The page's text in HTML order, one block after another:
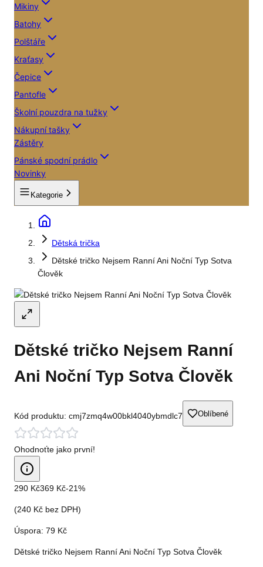
Mikiny
Batohy
Polštáře
Kraťasy
Čepice
Pantofle
Školní pouzdra na tužky
Nákupní tašky
Zástěry
Pánské spodní prádlo
Novinky
Kategorie
Dětská trička
Dětské tričko Nejsem Ranní Ani Noční Typ Sotva
Člověk
Dětské tričko Nejsem Ranní
Ani Noční Typ Sotva Člověk
Kód produktu: cmj7zmq4w00bkl4040ybmdlc7 Oblíbené
Ohodnoťte jako první!
290 Kč369 Kč-21%
(240 Kč bez DPH)
Úspora: 79 Kč
Dětské tričko Nejsem Ranní Ani Noční Typ Sotva Člověk